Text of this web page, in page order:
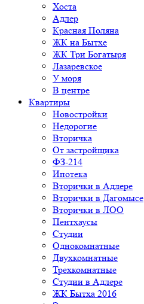
Хоста
Адлер
Красная Поляна
ЖК на Бытхе
ЖК Три Богатыря
Лазаревское
У моря
В центре
Квартиры
Новостройки
Недорогие
Вторичка
От застройщика
ФЗ-214
Ипотека
Вторички в Адлере
Вторички в Дагомысе
Вторички в ЛОО
Пентхаусы
Студии
Однокомнатные
Двухкомнатные
Трехкомнатные
Студии в Адлере
ЖК Бытха 2016